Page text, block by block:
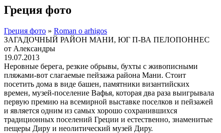
Греция фото
Греция фото » Roman o arhigos
ЗАГАДОЧНЫЙ РАЙОН МАНИ, ЮГ П-ВА ПЕЛОПОННЕС
от Александры
19.07.2013
Неровные берега, резкие обрывы, бухты с живописными
пляжами-вот слагаемые пейзажа района Мани. Стоит
посетить дома в виде башен, памятники византийских
времен, музей-поселение Вафья, которая два раза выигрывала
первую премию на всемирной выставке поселков и пейзажей
и является одним из самых хорошо сохранившихся
традиционных поселений Греции и естественно, знаменитые
пещеры Диру и неолитический музей Диру.